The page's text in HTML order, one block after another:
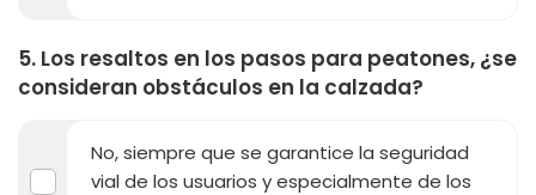
5. Los resaltos en los pasos para peatones, ¿se
consideran obstáculos en la calzada?
No, siempre que se garantice la seguridad
vial de los usuarios y especialmente de los